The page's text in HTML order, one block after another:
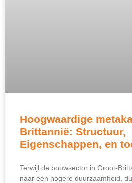
Hoogwaardige
Brittannië: Structuur,
Eigenschappen, en
Terwijl de bouwsector in Groot-
naar een hogere duurzaamheid,